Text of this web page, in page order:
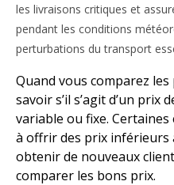
les livraisons critiques et
pendant les conditions
perturbations du transport
Quand vous comparez
savoir s’il s’agit d’un prix
variable ou fixe.
à offrir des prix inférieurs
obtenir de nouveaux
comparer les bons prix.